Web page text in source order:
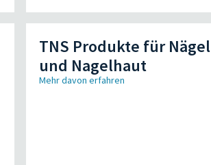
TNS Produkte für Nägel
und Nagelhaut
Mehr davon erfahren